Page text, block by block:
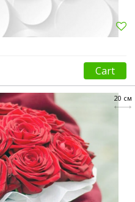
Cart
20 см